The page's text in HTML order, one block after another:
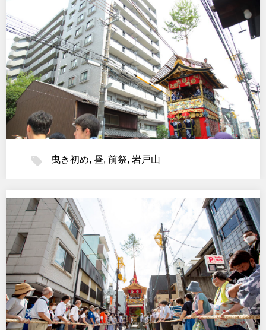
曳き初め, 昼, 前祭, 岩戸山